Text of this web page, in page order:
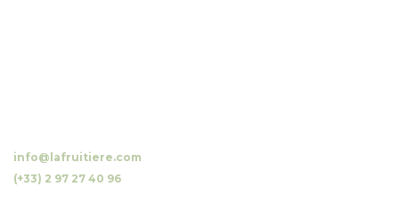
info@lafruitiere.com
(+33) 2 97 27 40 96